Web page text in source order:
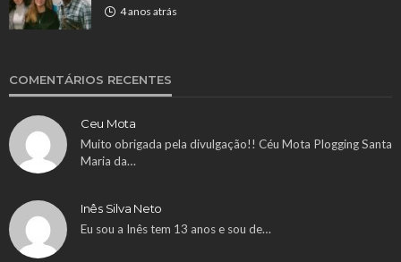
4 anos atrás
COMENTÁRIOS RECENTES
Ceu Mota
Muito obrigada pela divulgação!! Céu Mota Plogging Santa
Maria da…
Inês Silva Neto
Eu sou a Inês tem 13 anos e sou de…